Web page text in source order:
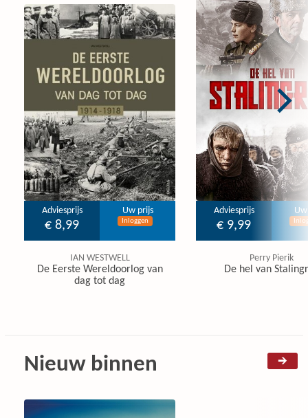
Adviesprijs
€ 8,99
Uw prijs
Inloggen
IAN WESTWELL
De Eerste Wereldoorlog van
dag tot dag
Adviesprijs
€ 9,99
Perry Pierik
De hel van
Nieuw binnen